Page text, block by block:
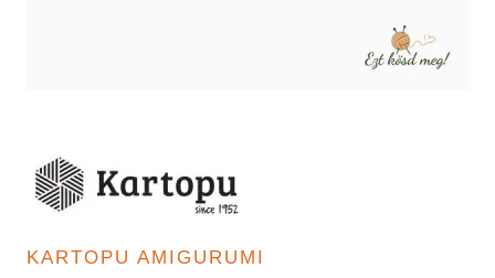
KARTOPU AMIGURUMI